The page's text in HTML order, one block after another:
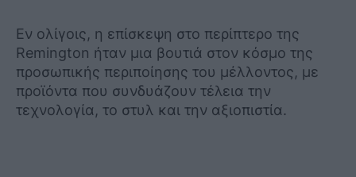
Εν ολίγοις, η επίσκεψη στο περίπτερο της
Remington ήταν μια βουτιά στον κόσμο της
προσωπικής περιποίησης του μέλλοντος, με
προϊόντα που συνδυάζουν τέλεια την
τεχνολογία, το στυλ και την αξιοπιστία.